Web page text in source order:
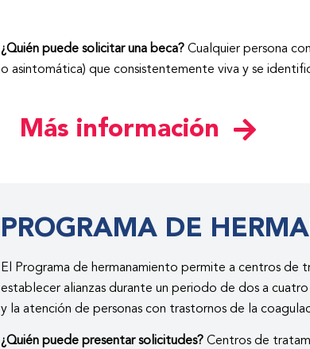
¿Quién puede solicitar una beca?Cualquier persona
o asintomática) que consistentemente viva y se
Más información
PROGRAMA DE
El Programa de hermanamiento permite a centros
establecer alianzas durante un periodo de dos a
y la atención de personas con trastornos de la
¿Quién puede presentar solicitudes?Centros de